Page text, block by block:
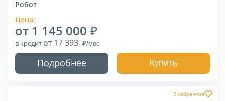
Робот
Цена:
от 1 145 000
в кредит от 17 393
Подробнее Купить
В избранное